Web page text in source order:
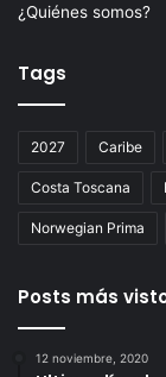
¿Quiénes somos?
Tags
2027 Caribe
Costa Toscana
Norwegian Prima
Posts más
12 noviembre, 2020